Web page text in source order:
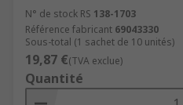
N° de stock RS 138-1703
Référence fabricant 69043330
Sous-total (1 sachet de 10 unités)
19,87 €(TVA exclue)
Quantité